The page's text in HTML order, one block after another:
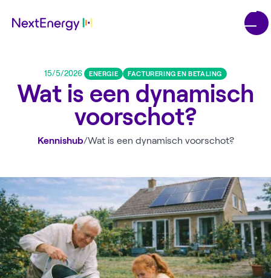
15/5/2026 ENERGIE FACTURERING EN BETALING
Wat is een dynamisch
voorschot?
Kennishub/Wat is een dynamisch voorschot?